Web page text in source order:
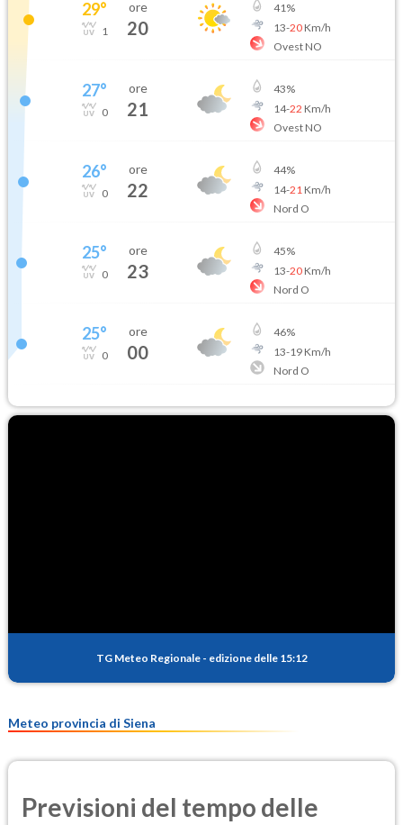
29°
1
ore
20
41%
13-20Km/h
Ovest NO
27°
0
ore
21
43%
14-22 Km/h
Ovest NO
26°
0
ore
22
44%
14-21 Km/h
Nord O
25°
0
ore
23
45%
13-20Km/h
Nord O
25°
0
ore
00
46%
13-19Km/h
Nord O
TG Meteo Regionale - edizione delle 15:12
Meteo provincia di Siena
Previsioni del tempo delle